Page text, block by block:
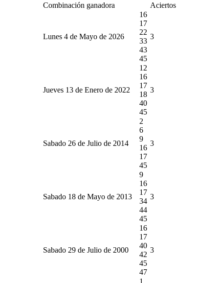
Combinación ganadora Aciertos
Lunes 4 de Mayo de 2026
16
17
22
33
43
45
3
Jueves 13 de Enero de 2022
12
16
17
18
40
45
3
Sabado 26 de Julio de 2014
2
6
9
16
17
45
3
Sabado 18 de Mayo de 2013
9
16
17
34
44
45
3
Sabado 29 de Julio de 2000
16
17
40
42
45
47
3
1